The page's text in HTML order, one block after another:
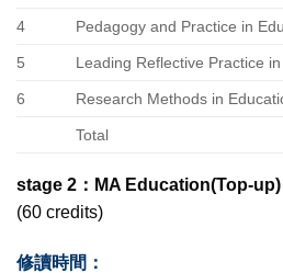
4 Pedagogy and Practice in
5 Leading Reflective Practice
6 Research Methods in
Total
stage 2：MA Education(Top-up)
(60 credits)
修讀時間：